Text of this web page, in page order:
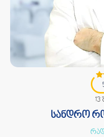
13
სანდრო